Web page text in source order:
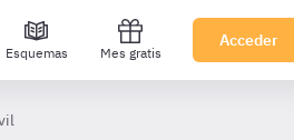
Esquemas Mes gratis
Acceder